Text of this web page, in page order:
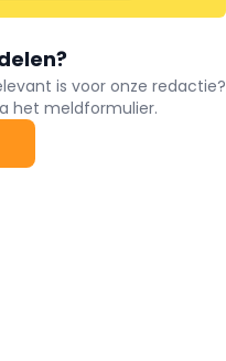
is voor onze redactie?
het meldformulier.